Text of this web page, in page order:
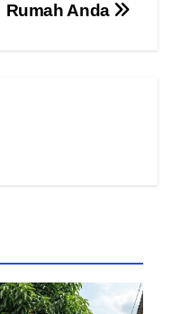
Rumah Anda